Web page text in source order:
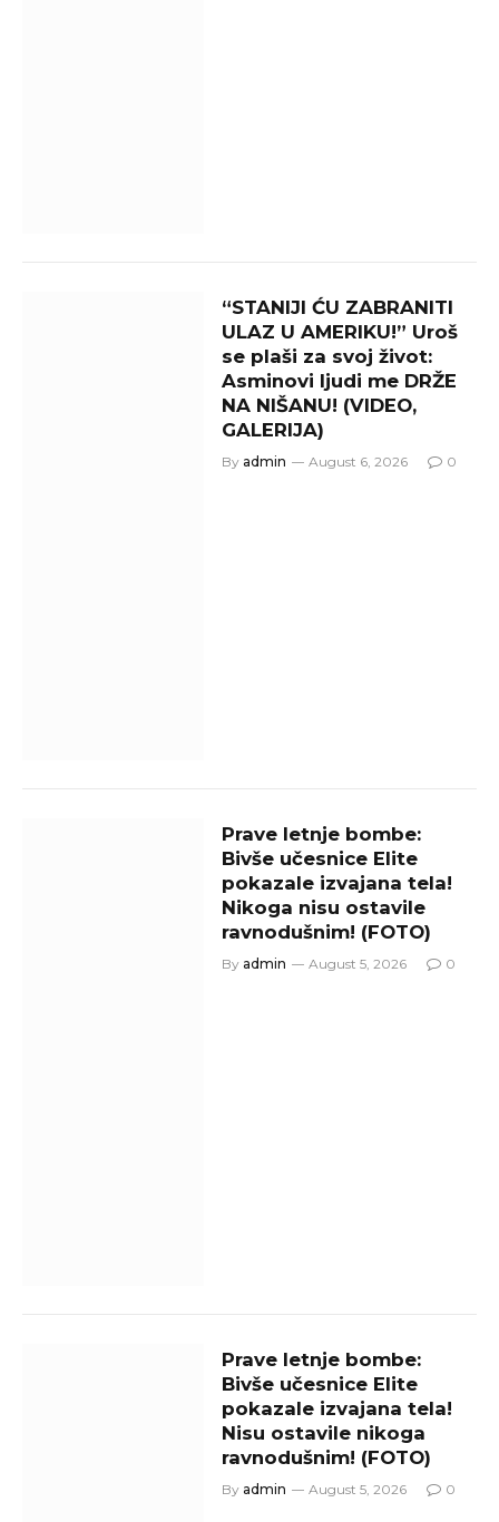
“STANIJI ĆU ZABRANITI
ULAZ U AMERIKU!” Uroš
se plaši za svoj život:
Asminovi ljudi me DRŽE
NA NIŠANU! (VIDEO,
GALERIJA)
By admin August 6, 2026 0
Prave letnje bombe:
Bivše učesnice Elite
pokazale izvajana tela!
Nikoga nisu ostavile
ravnodušnim! (FOTO)
By admin August 5, 2026 0
Prave letnje bombe:
Bivše učesnice Elite
pokazale izvajana tela!
Nisu ostavile nikoga
ravnodušnim! (FOTO)
By admin August 5, 2026 0